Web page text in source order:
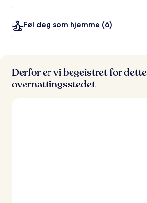
Føl deg som hjemme (6)
Derfor er vi begeistret for dette
overnattingsstedet